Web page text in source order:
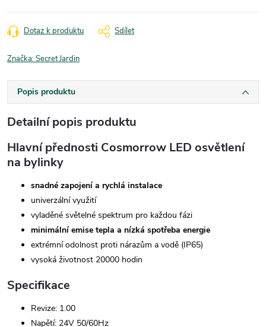
Dotaz k produktu Sdílet
Značka:Secret Jardin
Popis produktu
Detailní popis produktu
Hlavní přednosti Cosmorrow LED osvětlení
na bylinky
snadné zapojení a rychlá instalace
univerzální využití
vyladěné světelné spektrum pro každou fázi
minimální emise tepla a nízká spotřeba energie
extrémní odolnost proti nárazům a vodě (IP65)
vysoká životnost 20000 hodin
Specifikace
Revize: 1.00
Napětí: 24V 50/60Hz